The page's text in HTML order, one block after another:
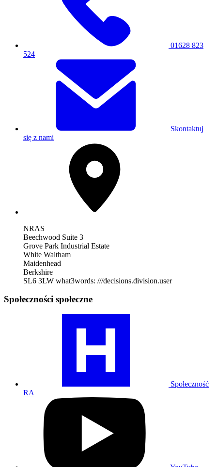
01628 823
524
Skontaktuj
się z nami
NRAS
Beechwood Suite 3
Grove Park Industrial Estate
White Waltham
Maidenhead
Berkshire
SL6 3LW what3words: ///decisions.division.user
Społeczności społeczne
Społeczność
RA
Odwiedź
YouTube